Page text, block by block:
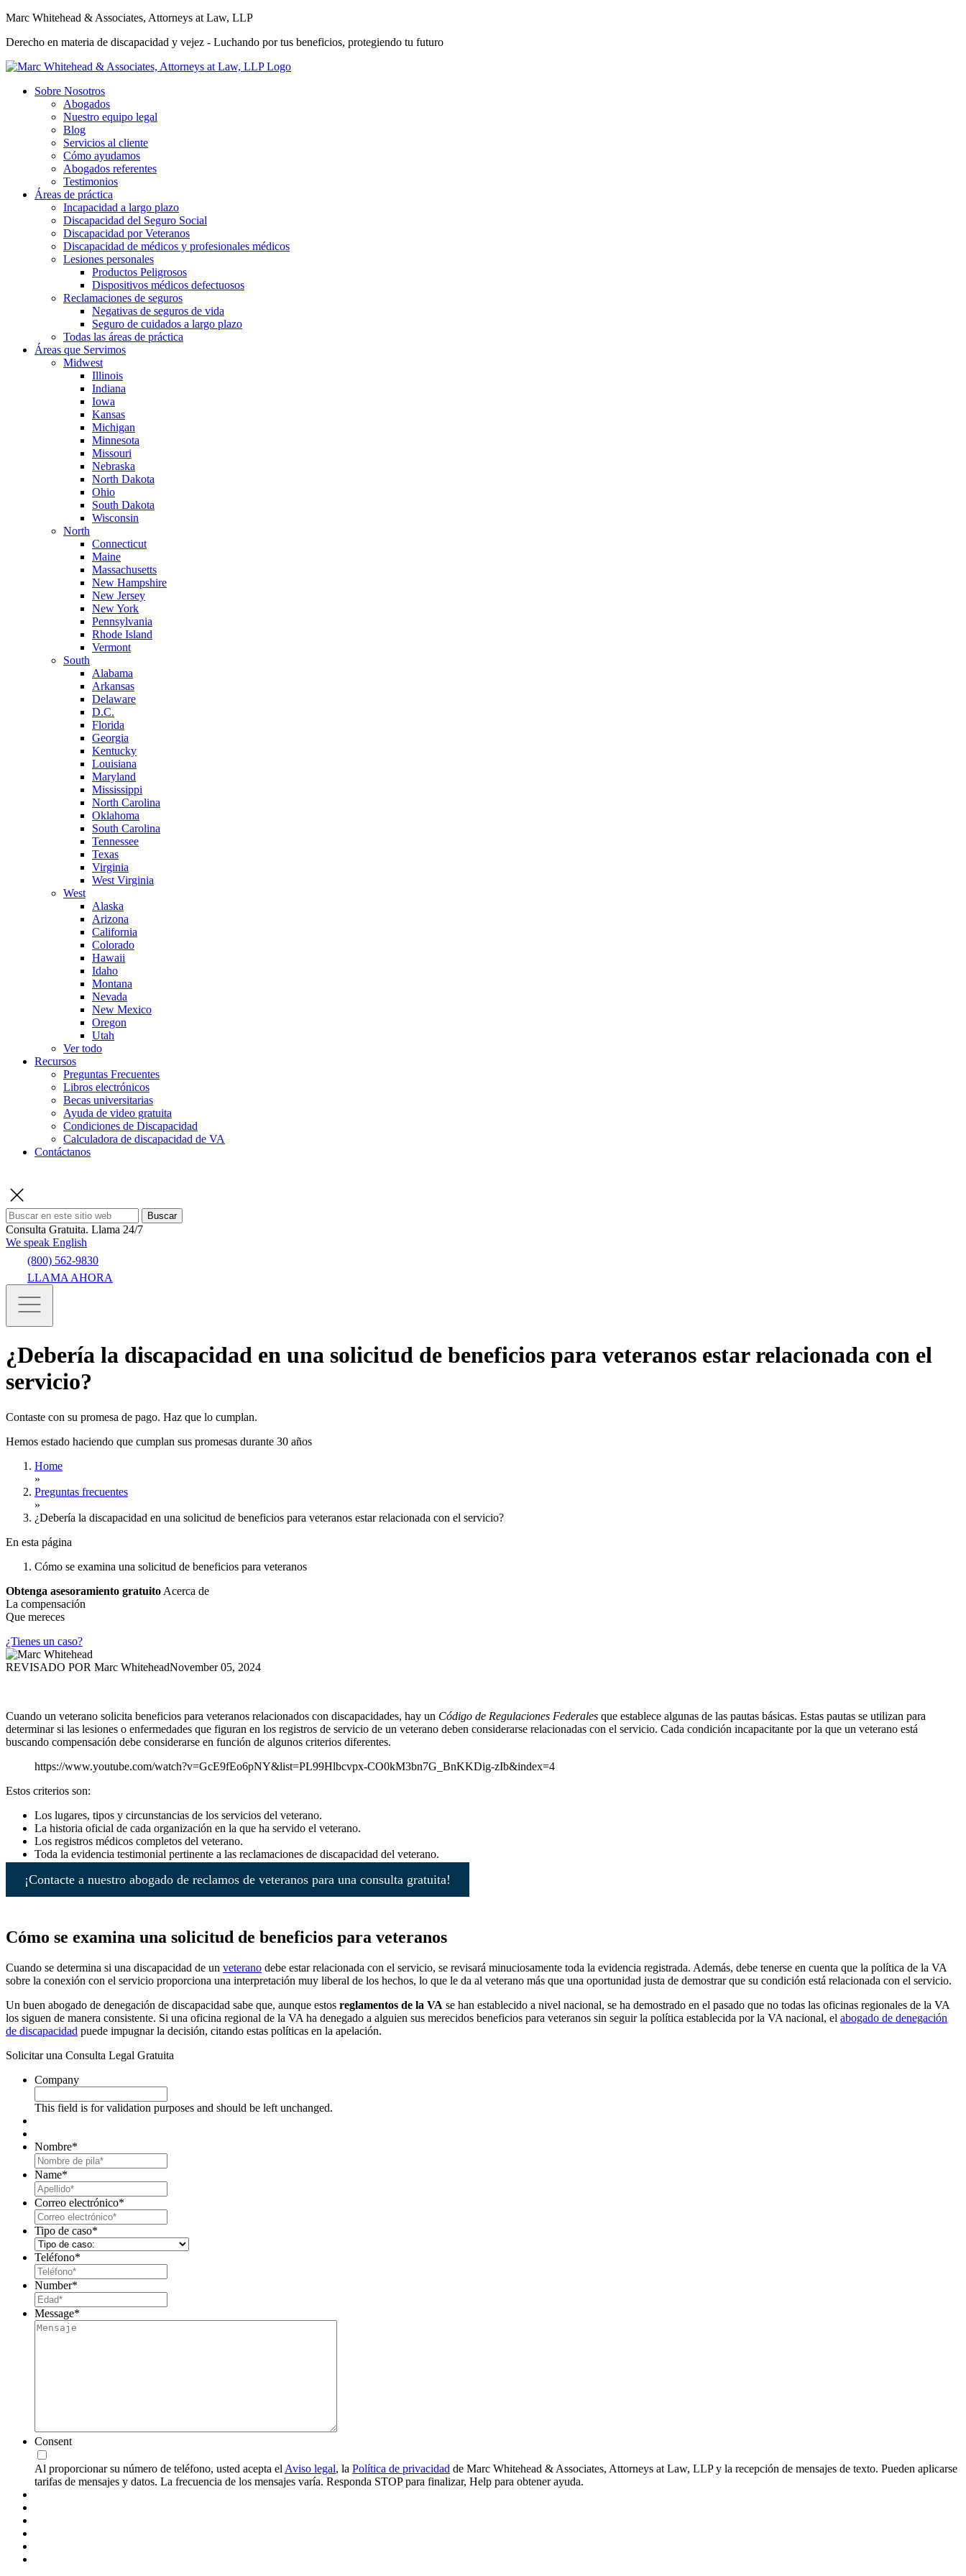
Marc Whitehead & Associates, Attorneys at Law, LLP
Derecho en materia de discapacidad y vejez - Luchando por tus beneficios, protegiendo tu futuro
Sobre Nosotros
Abogados
Nuestro equipo legal
Blog
Servicios al cliente
Cómo ayudamos
Abogados referentes
Testimonios
Áreas de práctica
Incapacidad a largo plazo
Discapacidad del Seguro Social
Discapacidad por Veteranos
Discapacidad de médicos y profesionales médicos
Lesiones personales
Productos Peligrosos
Dispositivos médicos defectuosos
Reclamaciones de seguros
Negativas de seguros de vida
Seguro de cuidados a largo plazo
Todas las áreas de práctica
Áreas que Servimos
Midwest
Illinois
Indiana
Iowa
Kansas
Michigan
Minnesota
Missouri
Nebraska
North Dakota
Ohio
South Dakota
Wisconsin
North
Connecticut
Maine
Massachusetts
New Hampshire
New Jersey
New York
Pennsylvania
Rhode Island
Vermont
South
Alabama
Arkansas
Delaware
D.C.
Florida
Georgia
Kentucky
Louisiana
Maryland
Mississippi
North Carolina
Oklahoma
South Carolina
Tennessee
Texas
Virginia
West Virginia
West
Alaska
Arizona
California
Colorado
Hawaii
Idaho
Montana
Nevada
New Mexico
Oregon
Utah
Ver todo
Recursos
Preguntas Frecuentes
Libros electrónicos
Becas universitarias
Ayuda de video gratuita
Condiciones de Discapacidad
Calculadora de discapacidad de VA
Contáctanos
Buscar
Consulta Gratuita. Llama 24/7
We speak English
(800) 562-9830
LLAMA AHORA
¿Debería la discapacidad en una solicitud de beneficios para veteranos estar relacionada con el
servicio?
Contaste con su promesa de pago. Haz que lo cumplan.
Hemos estado haciendo que cumplan sus promesas durante 30 años
Home
»
Preguntas frecuentes
»
¿Debería la discapacidad en una solicitud de beneficios para veteranos estar relacionada con el servicio?
En esta página
Cómo se examina una solicitud de beneficios para veteranos
Obtenga asesoramiento gratuito Acerca de
La compensación
Que mereces
¿Tienes un caso?
REVISADO POR Marc WhiteheadNovember 05, 2024
Cuando un veterano solicita beneficios para veteranos relacionados con discapacidades, hay un Código de Regulaciones Federales que establece algunas de las pautas básicas. Estas pautas se utilizan para
determinar si las lesiones o enfermedades que figuran en los registros de servicio de un veterano deben considerarse relacionadas con el servicio. Cada condición incapacitante por la que un veterano está
buscando compensación debe considerarse en función de algunos criterios diferentes.
https://www.youtube.com/watch?v=GcE9fEo6pNY&list=PL99Hlbcvpx-CO0kM3bn7G_BnKKDig-zIb&index=4
Estos criterios son:
Los lugares, tipos y circunstancias de los servicios del veterano.
La historia oficial de cada organización en la que ha servido el veterano.
Los registros médicos completos del veterano.
Toda la evidencia testimonial pertinente a las reclamaciones de discapacidad del veterano.
¡Contacte a nuestro abogado de reclamos de veteranos para una consulta gratuita!
Cómo se examina una solicitud de beneficios para veteranos
Cuando se determina si una discapacidad de un veterano debe estar relacionada con el servicio, se revisará minuciosamente toda la evidencia registrada. Además, debe tenerse en cuenta que la política de la VA
sobre la conexión con el servicio proporciona una interpretación muy liberal de los hechos, lo que le da al veterano más que una oportunidad justa de demostrar que su condición está relacionada con el servicio.
Un buen abogado de denegación de discapacidad sabe que, aunque estos reglamentos de la VA se han establecido a nivel nacional, se ha demostrado en el pasado que no todas las oficinas regionales de la VA
los siguen de manera consistente. Si una oficina regional de la VA ha denegado a alguien sus merecidos beneficios para veteranos sin seguir la política establecida por la VA nacional, el abogado de denegación
de discapacidad puede impugnar la decisión, citando estas políticas en la apelación.
Solicitar una Consulta Legal Gratuita
Company
This field is for validation purposes and should be left unchanged.
Nombre*
Name*
Correo electrónico*
Tipo de caso*
Teléfono*
Number*
Message*
Consent
Al proporcionar su número de teléfono, usted acepta el Aviso legal, la Política de privacidad de Marc Whitehead & Associates, Attorneys at Law, LLP y la recepción de mensajes de texto. Pueden aplicarse
tarifas de mensajes y datos. La frecuencia de los mensajes varía. Responda STOP para finalizar, Help para obtener ayuda.